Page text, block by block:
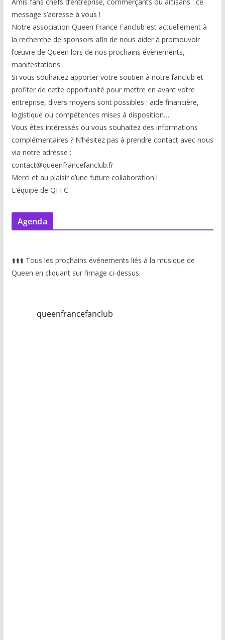
message s’adresse à vous !
Notre association Queen France Fanclub est actuellement à
la recherche de sponsors afin de nous aider à promouvoir
l’œuvre de Queen lors de nos prochains évènements,
manifestations.
Si vous souhaitez apporter votre soutien à notre fanclub et
profiter de cette opportunité pour mettre en avant votre
entreprise, divers moyens sont possibles : aide financière,
logistique ou compétences mises à disposition….
Vous êtes intéressés ou vous souhaitez des informations
complémentaires ? N’hésitez pas à prendre contact avec nous
via notre adresse :
contact@queenfrancefanclub.fr
Merci et au plaisir d’une future collaboration !
L’équipe de QFFC.
Agenda
⬆️⬆️⬆️ Tous les prochains événements liés à la musique de
Queen en cliquant sur l’image ci-dessus.
queenfrancefanclub